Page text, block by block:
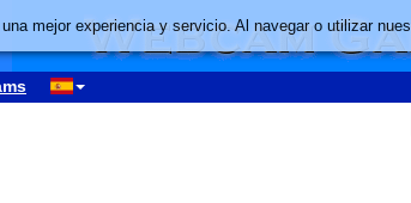
mejor experiencia y servicio. Al navegar o utilizar